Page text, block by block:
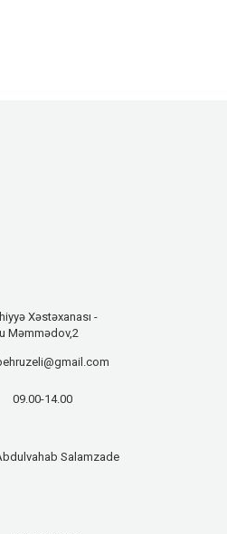
Xəstəxanası -
Məmmədov,2
09.00-14.00
Salamzade